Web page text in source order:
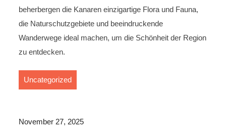
beherbergen die Kanaren einzigartige Flora und Fauna,
die Naturschutzgebiete und beeindruckende
Wanderwege ideal machen, um die Schönheit der Region
zu entdecken.
Uncategorized
November 27, 2025